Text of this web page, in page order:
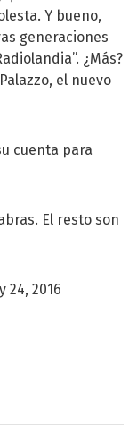
Y bueno,
generaciones
¿Más?
el nuevo
cuenta para
El resto son
24, 2016